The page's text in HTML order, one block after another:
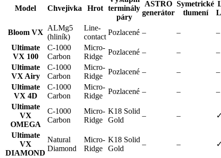
Model Chvejivka Hrot
terminály
páry
ASTRO
generátor
Symetrické
tlumení
Bloom VX
ALMg5
(hliník)
Line-
contact
Pozlacené – –
–
Ultimate
VX 100
C-1000
Carbon
Micro-
Ridge
Pozlacené – –
–
Ultimate
VX Airy
C-1000
Carbon
Micro-
Ridge
Pozlacené – –
–
Ultimate
VX 4D
C-1000
Carbon
Micro-
Ridge
Pozlacené – –
–
Ultimate
VX
OMEGA
C-1000
Carbon
Micro-
Ridge
K18 Solid
Gold
– –
Ultimate
VX
DIAMOND
Natural
Diamond
Micro-
Ridge
K18 Solid
Gold
– –